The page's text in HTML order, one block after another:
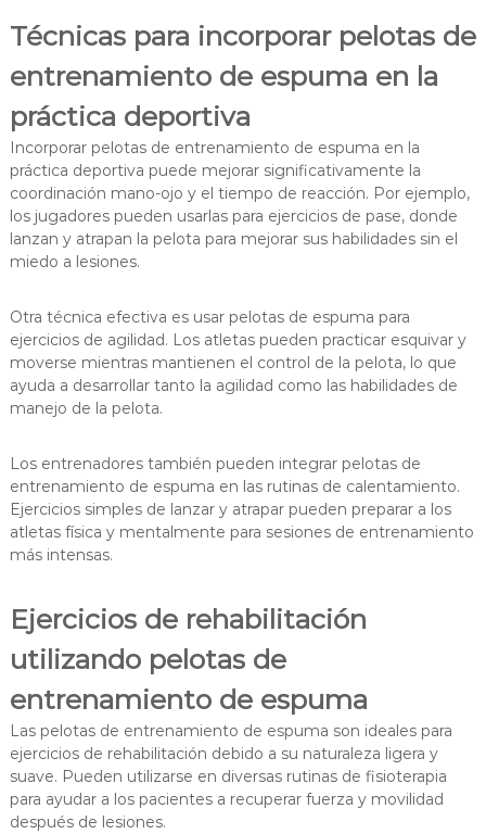
Técnicas para incorporar pelotas de
entrenamiento de espuma en la
práctica deportiva
Incorporar pelotas de entrenamiento de espuma en la
práctica deportiva puede mejorar significativamente la
coordinación mano-ojo y el tiempo de reacción. Por ejemplo,
los jugadores pueden usarlas para ejercicios de pase, donde
lanzan y atrapan la pelota para mejorar sus habilidades sin el
miedo a lesiones.
Otra técnica efectiva es usar pelotas de espuma para
ejercicios de agilidad. Los atletas pueden practicar esquivar y
moverse mientras mantienen el control de la pelota, lo que
ayuda a desarrollar tanto la agilidad como las habilidades de
manejo de la pelota.
Los entrenadores también pueden integrar pelotas de
entrenamiento de espuma en las rutinas de calentamiento.
Ejercicios simples de lanzar y atrapar pueden preparar a los
atletas física y mentalmente para sesiones de entrenamiento
más intensas.
Ejercicios de rehabilitación
utilizando pelotas de
entrenamiento de espuma
Las pelotas de entrenamiento de espuma son ideales para
ejercicios de rehabilitación debido a su naturaleza ligera y
suave. Pueden utilizarse en diversas rutinas de fisioterapia
para ayudar a los pacientes a recuperar fuerza y movilidad
después de lesiones.